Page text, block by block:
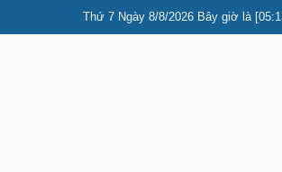
Thứ 7 Ngày 8/8/2026 Bây giờ là